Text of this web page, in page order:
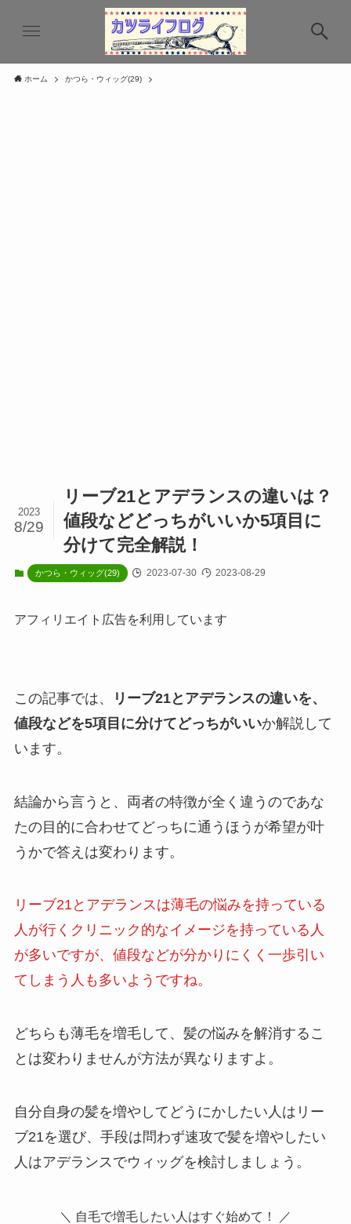
ホーム かつら・ウィッグ(29)
リーブ21とアデランスの違いは？
値段などどっちがいいか5項目に
分けて完全解説！
2023
8/29
かつら・ウィッグ(29) 2023-07-30 2023-08-29
アフィリエイト広告を利用しています
この記事では、
リーブ21とアデランスの違いを、
値段などを5項目に分けてどっちがいいか解説して
います。
結論から言うと、両者の特徴が全く違うのであな
たの目的に合わせてどっちに通うほうが希望が叶
うかで答えは変わります。
リーブ21とアデランスは薄毛の悩みを持っている
人が行くクリニック的なイメージを持っている人
が多いですが、値段などが分かりにくく一歩引い
てしまう人も多いようですね。
どちらも薄毛を増毛して、髪の悩みを解消するこ
とは変わりませんが方法が異なりますよ。
自分自身の髪を増やしてどうにかしたい人はリー
ブ21を選び、手段は問わず速攻で髪を増やしたい
人はアデランスでウィッグを検討しましょう。
＼ 自毛で増毛したい人はすぐ始めて！ ／